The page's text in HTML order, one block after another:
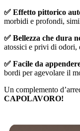
✅ Effetto pittorico
morbidi e profondi,
✅ Bellezza che dura
atossici e privi di odori,
✅ Facile da
bordi per agevolare il
Un complemento
CAPOLAVORO!